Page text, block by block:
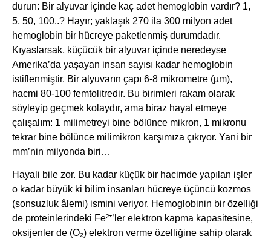
durun: Bir alyuvar içinde kaç adet hemoglobin vardır? 1,
5, 50, 100..? Hayır; yaklaşık 270 ila 300 milyon adet
hemoglobin bir hücreye paketlenmiş durumdadır.
Kıyaslarsak, küçücük bir alyuvar içinde neredeyse
Amerika’da yaşayan insan sayısı kadar hemoglobin
istiflenmiştir. Bir alyuvarın çapı 6-8 mikrometre (µm),
hacmi 80-100 femtolitredir. Bu birimleri rakam olarak
söyleyip geçmek kolaydır, ama biraz hayal etmeye
çalışalım: 1 milimetreyi bine bölünce mikron, 1 mikronu
tekrar bine bölünce milimikron karşımıza çıkıyor. Yani bir
mm’nin milyonda biri…
Hayali bile zor. Bu kadar küçük bir hacimde yapılan işler
o kadar büyük ki bilim insanları hücreye üçüncü kozmos
(sonsuzluk âlemi) ismini veriyor. Hemoglobinin bir özelliği
de proteinlerindeki Fe²⁺’ler elektron kapma kapasitesine,
oksijenler de (O₂) elektron verme özelliğine sahip olarak